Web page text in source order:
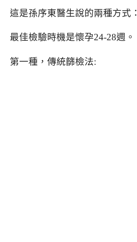
這是孫序東醫生說的兩種方式：
最佳檢驗時機是懷孕24-28週。
第一種，傳統篩檢法: